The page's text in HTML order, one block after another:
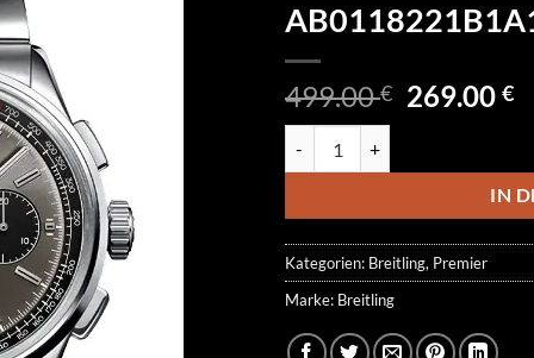
499.00€
499.00 €
269.00€
IN
Kategorien: Breitling, Premier
Marke: Breitling